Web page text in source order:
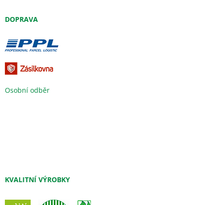
DOPRAVA
Osobní odběr
KVALITNÍ VÝROBKY